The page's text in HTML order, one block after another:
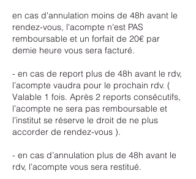
en cas d'annulation moins de 48h avant le
rendez-vous, l'acompte n'est PAS
remboursable et un forfait de 20€ par
demie heure vous sera facturé.
- en cas de report plus de 48h avant le rdv,
l’acompte vaudra pour le prochain rdv. (
Valable 1 fois. Après 2 reports consécutifs,
l’acompte ne sera pas remboursable et
l’institut se réserve le droit de ne plus
accorder de rendez-vous ).
- en cas d’annulation plus de 48h avant le
rdv, l’acompte vous sera restitué.